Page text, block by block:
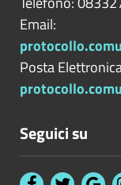
Email:
Posta
Seguici su